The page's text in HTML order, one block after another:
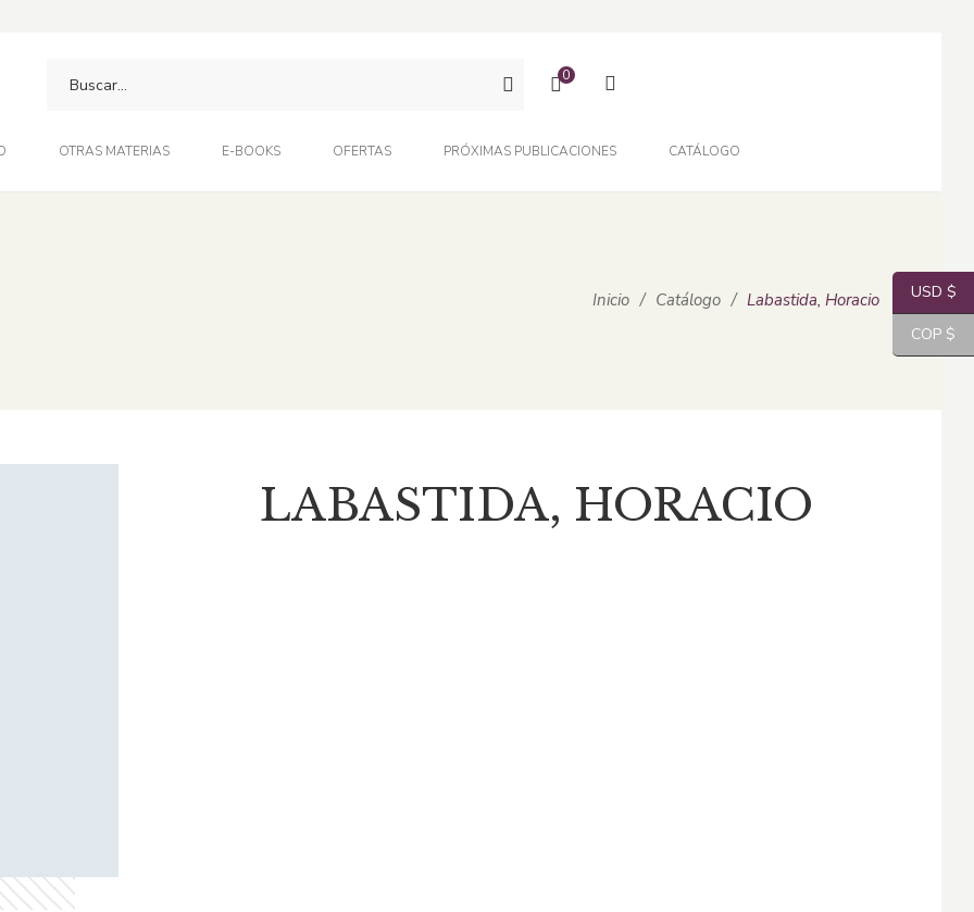
OTRAS MATERIAS E-BOOKS OFERTAS PRÓXIMAS PUBLICACIONES CATÁLOGO
0
Inicio / Catálogo / Labastida, Horacio
LABASTIDA, HORACIO
USD $
COP $